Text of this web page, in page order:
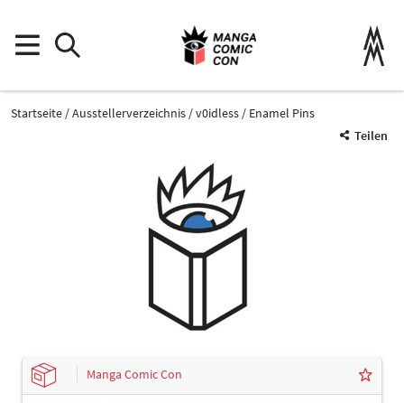
Startseite Ausstellerverzeichnis v0idless
Enamel Pins
Teilen
Manga Comic Con